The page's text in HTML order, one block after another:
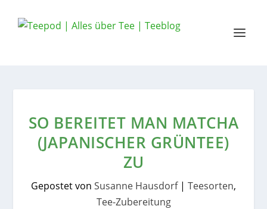
SO BEREITET MAN MATCHA
(JAPANISCHER GRÜNTEE)
ZU
Gepostet von Susanne Hausdorf| Teesorten,
Tee-Zubereitung